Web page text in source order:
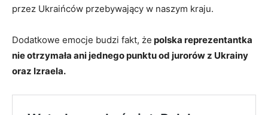
przez Ukraińców przebywający w naszym kraju.
Dodatkowe emocje budzi fakt, że polska reprezentantka
nie otrzymała ani jednego punktu od jurorów z Ukrainy
oraz Izraela.